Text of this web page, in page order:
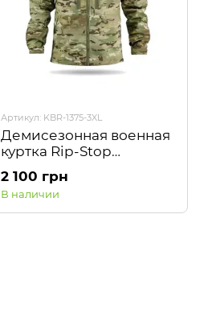
Артикул: KBR-1375-3XL
Демисезонная военная
куртка Rip-Stop
Multicam Kiborg
2 100 грн
В наличии